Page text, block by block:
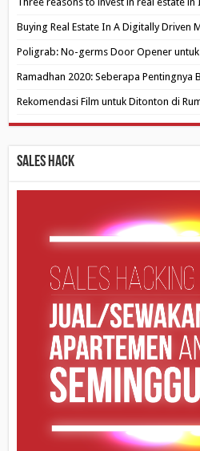
Buying Real Estate In A Digitally Driven
Poligrab: No-germs Door Opener
Ramadhan 2020: Seberapa Pentingnya
Rekomendasi Film untuk Ditonton di
Sales Hack